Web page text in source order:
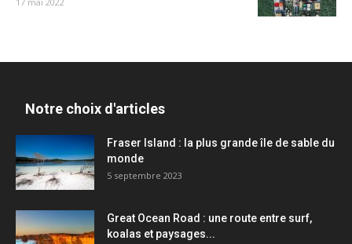
Notre choix d'articles
Fraser Island : la plus grande île de sable du
monde
5 septembre 2023
Great Ocean Road : une route entre surf,
koalas et paysages...